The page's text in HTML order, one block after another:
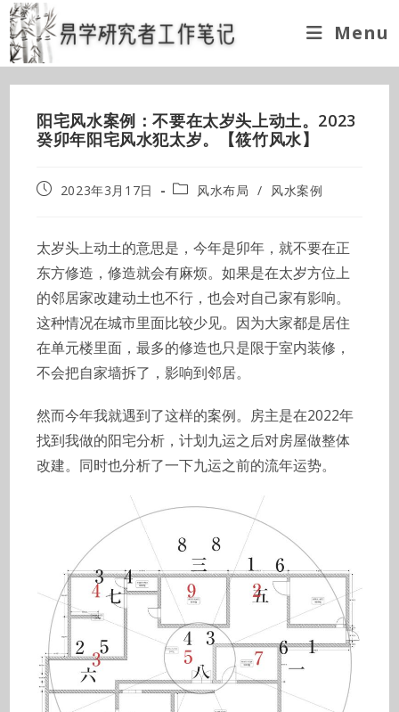
Skip
to
content
Menu
阳宅风水案例：不要在太岁头上动土。2023
癸卯年阳宅风水犯太岁。【筱竹风水】
Post2023年3月17日
Post风水布局 / 风水案例
太岁头上动土的意思是，今年是卯年，就不要在正
东方修造，修造就会有麻烦。如果是在太岁方位上
的邻居家改建动土也不行，也会对自己家有影响。
这种情况在城市里面比较少见。因为大家都是居住
在单元楼里面，最多的修造也只是限于室内装修，
不会把自家墙拆了，影响到邻居。
然而今年我就遇到了这样的案例。房主是在2022年
找到我做的阳宅分析，计划九运之后对房屋做整体
改建。同时也分析了一下九运之前的流年运势。